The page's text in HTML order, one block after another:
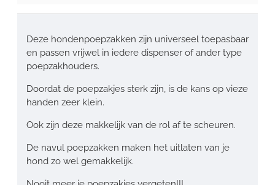
Deze hondenpoepzakken zijn universeel toepasbaar
en passen vrijwel in iedere dispenser of ander type
poepzakhouders.
Doordat de poepzakjes sterk zijn, is de kans op vieze
handen zeer klein.
Ook zijn deze makkelijk van de rol af te scheuren.
De navul poepzakken maken het uitlaten van je
hond zo wel gemakkelijk.